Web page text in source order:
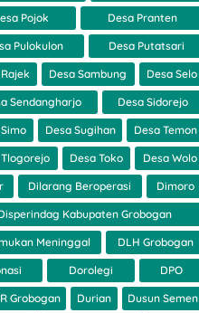
Pojok Desa Pranten
Pulokulon Desa Putatsari
Desa Sambung Desa Selo
Sendangharjo Desa Sidorejo
Desa Sugihan Desa Temon
Desa Toko Desa Wolo
Dilarang Beroperasi Dimoro
Kabupaten Grobogan
Meninggal DLH Grobogan
Dorolegi DPO
Grobogan Durian Dusun Semen